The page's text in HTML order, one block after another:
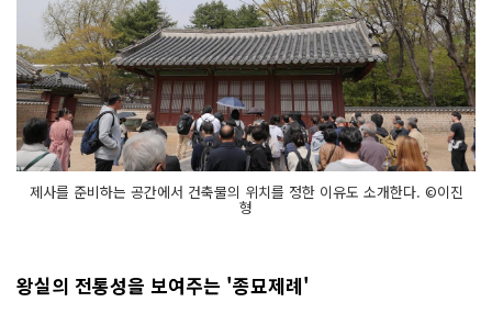
제사를 준비하는 공간에서 건축물의 위치를 정한 이유도 소개한다. ©이진
형
왕실의 전통성을 보여주는 '종묘제례'